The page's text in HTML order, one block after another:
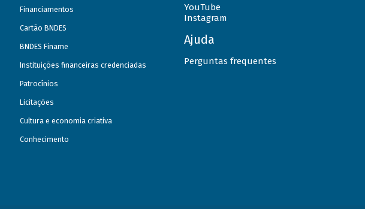
Financiamentos
Cartão BNDES
BNDES Finame
Instituições financeiras credenciadas
Patrocínios
Licitações
Cultura e economia criativa
Conhecimento
YouTube
Instagram
Ajuda
Perguntas frequentes